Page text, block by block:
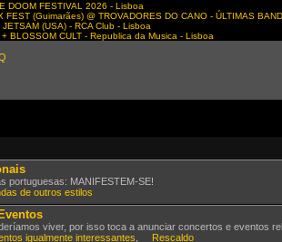
DOOM FESTIVAL 2026 - Lisboa
(Guimarães) @ TROVADORES DO CANO - ÚLTIMAS
(USA) - RCA Club - Lisboa
BLOSSOM CULT - Republica da Musica - Lisboa
portuguesas: MANIFESTEM-SE!
de outros estilos
viver, por isso toca a anunciar concertos e eventos
igualmente interessantes Rescaldo